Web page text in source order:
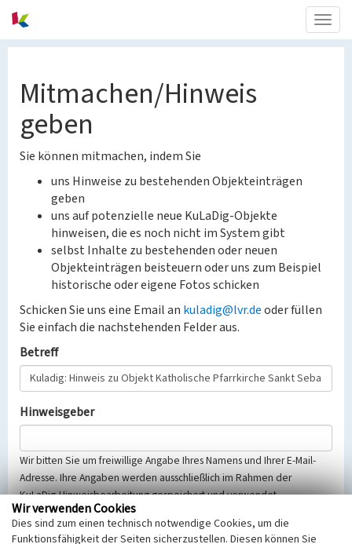
Mitmachen/Hinweis
geben
Sie können mitmachen, indem Sie
uns Hinweise zu bestehenden Objekteinträgen
geben
uns auf potenzielle neue KuLaDig-Objekte
hinweisen, die es noch nicht im System gibt
selbst Inhalte zu bestehenden oder neuen
Objekteinträgen beisteuern oder uns zum Beispiel
historische oder eigene Fotos schicken
Schicken Sie uns eine Email an kuladig@lvr.deoder füllen
Sie einfach die nachstehenden Felder aus.
Betreff
Hinweisgeber
Wir bitten Sie um freiwillige Angabe Ihres Namens und Ihrer E-Mail-
Adresse. Ihre Angaben werden ausschließlich im Rahmen der
KuLaDig-Hinweisbearbeitung gespeichert und verwendet.
Selbstverständlich werden diese entsprechend der Vorschriften des
Telemediengesetzes, des Datenschutzgesetzes NRW und der seit
Wir verwenden Cookies
Dies sind zum einen technisch notwendige Cookies, um die
Funktionsfähigkeit der Seiten sicherzustellen. Diesen können Sie